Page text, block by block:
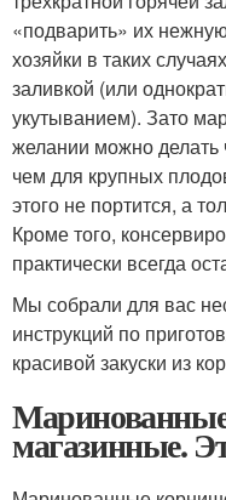
«подварить» их
хозяйки в таких
заливкой (или
укутыванием). Зато
желании можно делать
чем для крупных
этого не портится, а
Кроме того,
практически всегда
Мы собрали для вас
инструкций по
красивой закуски из
магазинные.